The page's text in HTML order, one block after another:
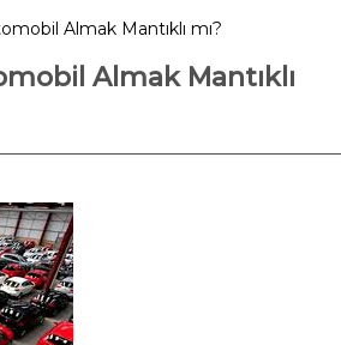
Almak Mantıklı mı?
Almak Mantıklı